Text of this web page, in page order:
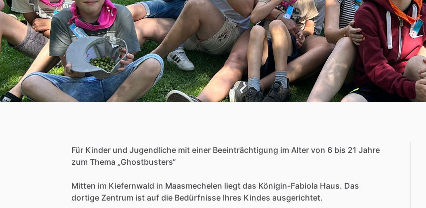
Für Kinder und Jugendliche mit einer Beeinträchtigung im Alter von 6 bis 21 Jahre
zum Thema „Ghostbusters“
Mitten im Kiefernwald in Maasmechelen liegt das Königin-Fabiola Haus. Das
dortige Zentrum ist auf die Bedürfnisse Ihres Kindes ausgerichtet.